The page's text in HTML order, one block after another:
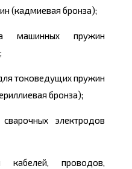
(кадмиевая бронза);
машинных пружин
токоведущих пружин
бронза);
электродов
кабелей, проводов,